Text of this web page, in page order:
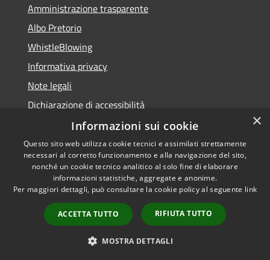
Amministrazione trasparente
Albo Pretorio
WhistleBlowing
Informativa privacy
Note legali
Dichiarazione di accessibilità
Accessibilità
Privacy
Mappa del sito
Obiettivi di accessibilità
Copyright © 2026 • Città di
Montecchio Maggiore •
Powered byMunicipium •
Accesso redazione
×
Informazioni sui cookie
Questo sito web utilizza cookie tecnici e assimilati strettamente
necessari al corretto funzionamento e alla navigazione del sito,
nonché un cookie tecnico analitico al solo fine di elaborare
informazioni statistiche, aggregate e anonime.
Per maggiori dettagli, può consultare la cookie policy al seguente link
ACCETTA TUTTO RIFIUTA TUTTO
MOSTRA DETTAGLI